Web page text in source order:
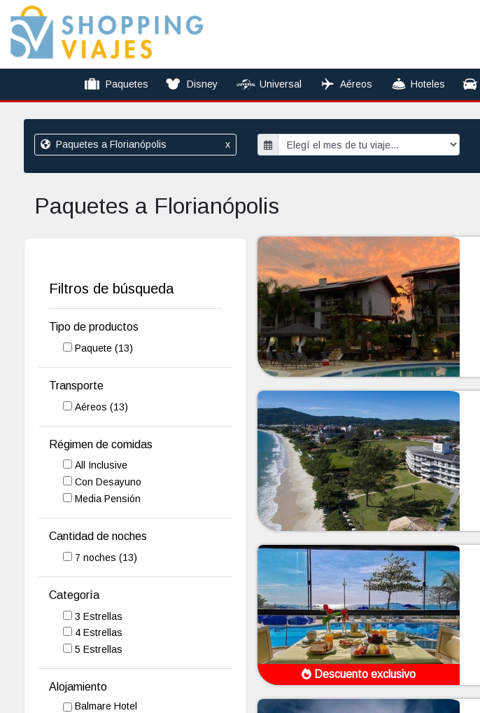
Paquetes Disney Universal Aéreos Hoteles
Paquetes a Florianópolis x
Paquetes a Florianópolis
Filtros de búsqueda
Tipo de productos
Paquete (13)
Transporte
Aéreos (13)
Régimen de comidas
All Inclusive
Con Desayuno
Media Pensión
Cantidad de noches
7 noches (13)
Categoría
3 Estrellas
4 Estrellas
5 Estrellas
Alojamiento
Balmare Hotel
Descuento exclusivo